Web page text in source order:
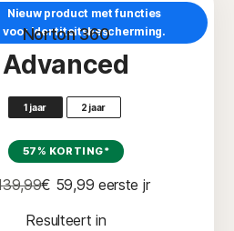
Nieuw product met functies
voor Identiteitsbescherming.
Norton 360
Advanced
1 jaar 2 jaar
57% KORTING*
€ 59,99 eerste jr
Resulteert in